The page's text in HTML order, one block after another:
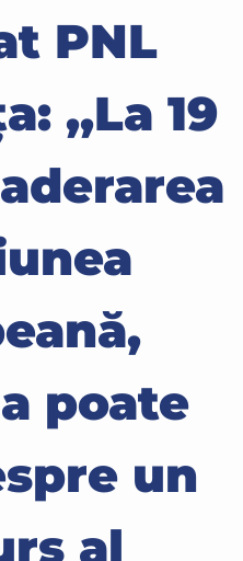
PNL
,,La 19
poate
un
al